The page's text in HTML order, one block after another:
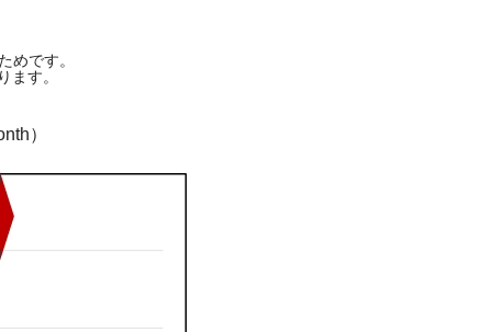
めです。
ます。
）